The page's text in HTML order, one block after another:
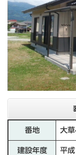
番地 大
建設年度 平